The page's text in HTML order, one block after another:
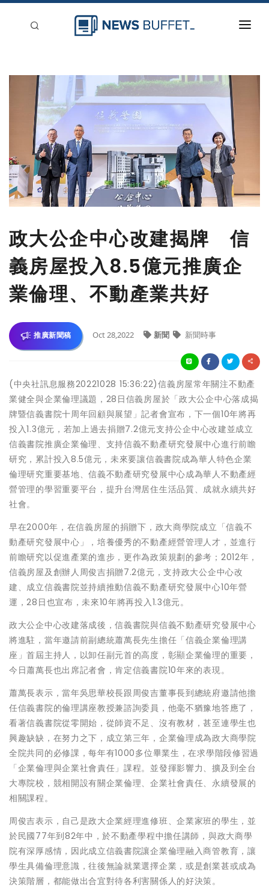
新聞稿分類
登入
刊登
政大公企中心改建揭牌 信
義房屋投入8.5億元推廣企
業倫理、不動產業共好
推廣新聞稿 Oct 28,2022 新聞 新聞時事
(中央社訊息服務20221028 15:36:22)信義房屋常年關注不動產
業健全與企業倫理議題，28日信義房屋於「政大公企中心落成揭
牌暨信義書院十周年回顧與展望」記者會宣布，下一個10年將再
投入1.3億元，若加上過去捐贈7.2億元支持公企中心改建並成立
信義書院推廣企業倫理、支持信義不動產研究發展中心進行前瞻
研究，累計投入8.5億元，未來要讓信義書院成為華人特色企業
倫理研究重要基地、信義不動產研究發展中心成為華人不動產經
營管理的學習重要平台，提升台灣居住生活品質、成就永續共好
社會。
早在2000年，在信義房屋的捐贈下，政大商學院成立「信義不
動產研究發展中心」，培養優秀的不動產經營管理人才，並進行
前瞻研究以促進產業的進步，更作為政策規劃的參考；2012年，
信義房屋及創辦人周俊吉捐贈7.2億元，支持政大公企中心改
建、成立信義書院並持續推動信義不動產研究發展中心10年營
運，28日也宣布，未來10年將再投入1.3億元。
政大公企中心改建落成後，信義書院與信義不動產研究發展中心
將進駐，當年邀請前副總統蕭萬長先生擔任「信義企業倫理講
座」首屆主持人，以卸任副元首的高度，彰顯企業倫理的重要，
今日蕭萬長也出席記者會，肯定信義書院10年來的表現。
蕭萬長表示，當年吳思華校長跟周俊吉董事長到總統府邀請他擔
任信義書院的倫理講座教授兼諮詢委員，他毫不猶豫地答應了，
看著信義書院從零開始，從師資不足、沒有教材，甚至連學生也
興趣缺缺，在努力之下，成立第三年，企業倫理成為政大商學院
全院共同的必修課，每年有1000多位畢業生，在求學階段修習過
「企業倫理與企業社會責任」課程。並發揮影響力、擴及到全台
大專院校，競相開設有關企業倫理、企業社會責任、永續發展的
相關課程。
周俊吉表示，自己是政大企業經理進修班、企業家班的學生，並
於民國77年到82年中，於不動產學程中擔任講師，與政大商學
院有深厚感情，因此成立信義書院讓企業倫理融入商管教育，讓
學生具備倫理意識，往後無論就業選擇企業，或是創業甚或成為
決策階層，都能做出合宜對待各利害關係人的好決策。